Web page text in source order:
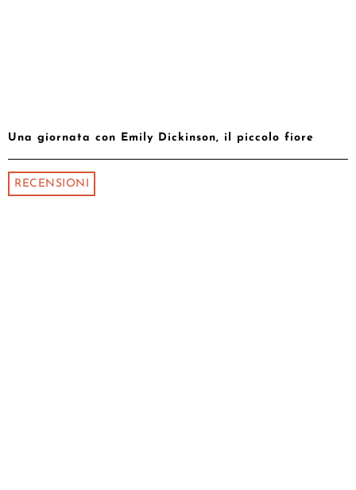
Una giornata con Emily Dickinson, il piccolo fiore
RECENSIONI